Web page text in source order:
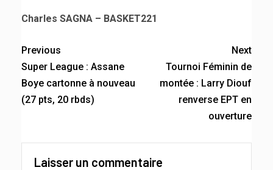
Charles SAGNA – BASKET221
Previous
Super League : Assane
Boye cartonne à nouveau
(27 pts, 20 rbds)
Next
Tournoi Féminin de
montée : Larry Diouf
renverse EPT en
ouverture
Laisser un commentaire